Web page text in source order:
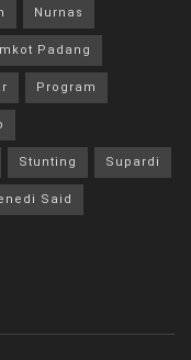
Nurnas
Padang
Program
Stunting Supardi
Said